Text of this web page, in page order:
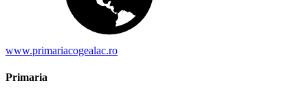
www.primariacogealac.ro
Primaria